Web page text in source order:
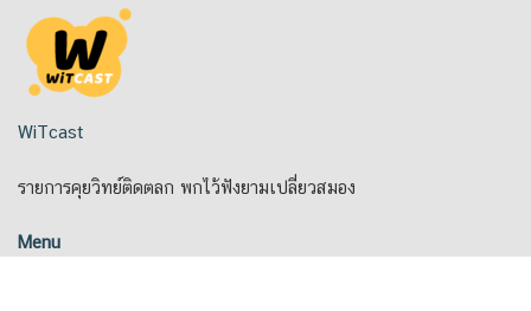
content
WiTcast
รายการคุยวิทย์ติดตลก พกไว้ฟังยามเปลี่ยวสมอง
Menu